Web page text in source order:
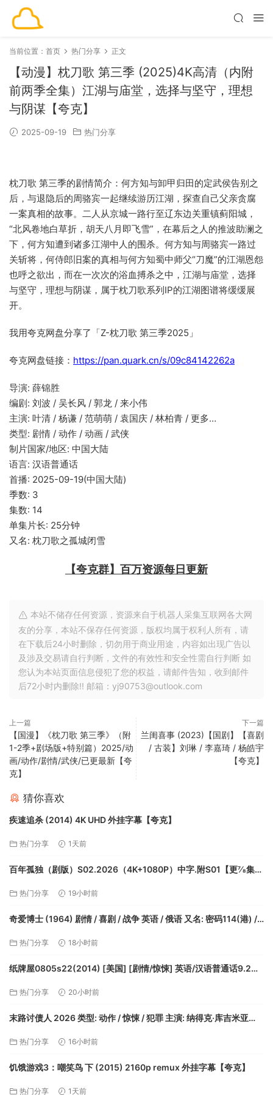
当前位置： 首页 热门分享 正文
【动漫】枕刀歌 第三季 (2025)4K高清（内附
前两季全集）江湖与庙堂，选择与坚守，理想
与阴谋【夸克】
2025-09-19 热门分享
枕刀歌 第三季的剧情简介：何方知与卸甲归田的定武侯告别之
后，与退隐后的周骆宾一起继续游历江湖，探查自己父亲贪腐
一案真相的故事。二人从京城一路行至辽东边关重镇蓟阳城，
“北风卷地白草折，胡天八月即飞雪”，在幕后之人的推波助澜之
下，何方知遭到诸多江湖中人的围杀。何方知与周骆宾一路过
关斩将，何侍郎旧案的真相与何方知蜀中师父“刀魔”的江湖恩怨
也呼之欲出，而在一次次的浴血搏杀之中，江湖与庙堂，选择
与坚守，理想与阴谋，属于枕刀歌系列IP的江湖图谱将缓缓展
开。
我用夸克网盘分享了「Z-枕刀歌 第三季2025」
夸克网盘链接： https://pan.quark.cn/s/09c84142262a
导演: 薛锦胜
编剧: 刘波 / 吴长风 / 郭龙 / 来小伟
主演: 叶清 / 杨谦 / 范萌萌 / 袁国庆 / 林柏青 / 更多…
类型: 剧情 / 动作 / 动画 / 武侠
制片国家/地区: 中国大陆
语言: 汉语普通话
首播: 2025-09-19(中国大陆)
季数: 3
集数: 14
单集片长: 25分钟
又名: 枕刀歌之孤城闭雪
【夸克群】百万资源每日更新
本站不储存任何资源，资源来自于机器人采集互联网各大网
友的分享，本站不保存任何资源，版权均属于权利人所有，请
在下载后24小时删除，切勿用于商业用途，内容如出现广告以
及涉及交易请自行判断，文件的有效性和安全性需自行判断 如
您认为本站页面信息侵犯了您的权益，请邮件告知，收到邮件
后72小时内删除!! 邮箱：yj90753@outlook.com
上一篇
【国漫】《枕刀歌 第三季》（附
1-2季+剧场版+特别篇）2025/动
画/动作/剧情/武侠/已更最新【夸
克】
下一篇
兰闺喜事 (2023)【国剧】【喜剧
/ 古装】刘琳 / 李嘉琦 / 杨皓宇
【夸克】
猜你喜欢
疾速追杀 (2014) 4K UHD 外挂字幕【夸克】
热门分享 1天前
百年孤独（剧版）S02.2026（4K+1080P）中字.附S01【更7⁄8集】
热门分享 19小时前
奇爱博士 (1964) 剧情 / 喜剧 / 战争 英语 / 俄语 又名: 密码114(港) /
热门分享 18小时前
纸牌屋0805s22(2014) [美国] [剧情/惊悚] 英语/汉语普通话9.2分
热门分享 20小时前
末路讨债人 2026 类型: 动作 / 惊悚 / 犯罪 主演: 纳得克·库吉米亚
热门分享 16小时前
饥饿游戏3：嘲笑鸟 下 (2015) 2160p remux 外挂字幕【夸克】
热门分享 1天前